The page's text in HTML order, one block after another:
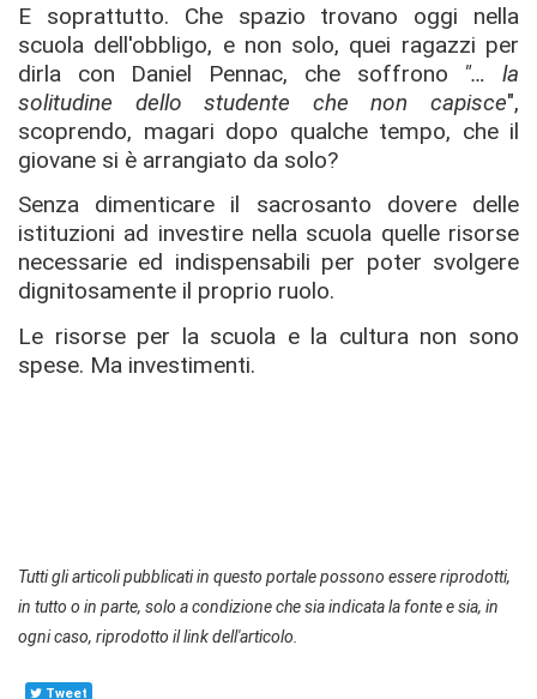
E soprattutto. Che spazio trovano oggi nella
scuola dell'obbligo, e non solo, quei ragazzi per
dirla con Daniel Pennac, che soffrono "… la
solitudine dello studente che non capisce",
scoprendo, magari dopo qualche tempo, che il
giovane si è arrangiato da solo?
Senza dimenticare il sacrosanto dovere delle
istituzioni ad investire nella scuola quelle risorse
necessarie ed indispensabili per poter svolgere
dignitosamente il proprio ruolo.
Le risorse per la scuola e la cultura non sono
spese. Ma investimenti.
Tutti gli articoli pubblicati in questo portale possono essere riprodotti,
in tutto o in parte, solo a condizione che sia indicata la fonte e sia, in
ogni caso, riprodotto il link dell'articolo.
Tweet